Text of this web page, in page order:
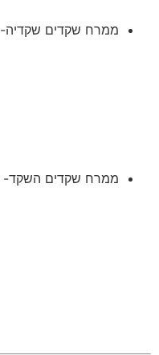
ממרח שקדים שקדיה- 16 גר' | 2 כפיות
ממרח שקדים השקד- 16 גר' | 2 כפיות